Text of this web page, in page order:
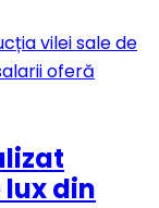
din